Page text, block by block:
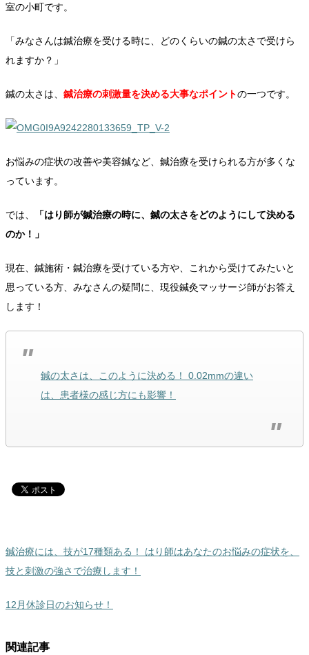
室の小町です。
「みなさんは鍼治療を受ける時に、どのくらいの鍼の太さで受けら
れますか？」
鍼の太さは、 鍼治療の刺激量を決める大事なポイントの一つです。
お悩みの症状の改善や美容鍼など、鍼治療を受けられる方が多くな
っています。
では、
「はり師が鍼治療の時に、鍼の太さをどのようにして決める
のか！」
現在、鍼施術・鍼治療を受けている方や、これから受けてみたいと
思っている方、みなさんの疑問に、現役鍼灸マッサージ師がお答え
します！
鍼の太さは、このように決める！ 0.02mmの違い
は、患者様の感じ方にも影響！
鍼治療には、技が17種類ある！ はり師はあなたのお悩みの症状を、
技と刺激の強さで治療します！
12月休診日のお知らせ！
関連記事